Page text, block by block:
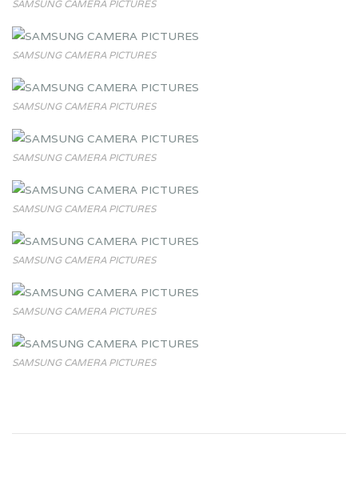
SAMSUNG CAMERA PICTURES
SAMSUNG CAMERA PICTURES
SAMSUNG CAMERA PICTURES
SAMSUNG CAMERA PICTURES
SAMSUNG CAMERA PICTURES
SAMSUNG CAMERA PICTURES
SAMSUNG CAMERA PICTURES
SAMSUNG CAMERA PICTURES